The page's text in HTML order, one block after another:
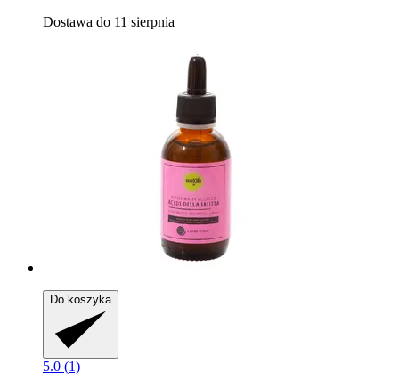
Dostawa do 11 sierpnia
Do koszyka
5.0 (1)